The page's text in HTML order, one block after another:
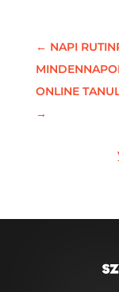
← NAPI
ONLINE
→